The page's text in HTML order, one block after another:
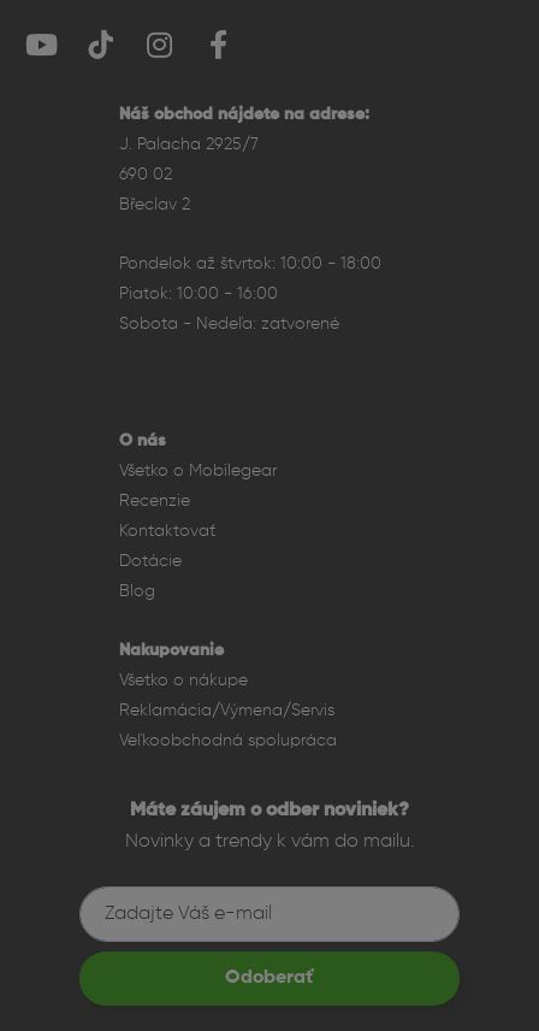
teleobjektív, čo umožňuje 2× optický zoom a portrétny
režim s rozostreným pozadím. Optická stabilizácia
Náš obchod nájdete na adrese:
J. Palacha 2925/7
690 02
Břeclav 2
Pondelok až štvrtok: 10:00 - 18:00
Piatok: 10:00 - 16:00
Sobota - Nedeľa: zatvorené
O nás
Všetko o Mobilegear
Recenzie
Kontaktovať
Dotácie
Blog
Nakupovanie
Všetko o nákupe
Reklamácia/Výmena/Servis
Veľkoobchodná spolupráca
Máte záujem o odber noviniek?
Novinky a trendy k vám do mailu.
Odoberať